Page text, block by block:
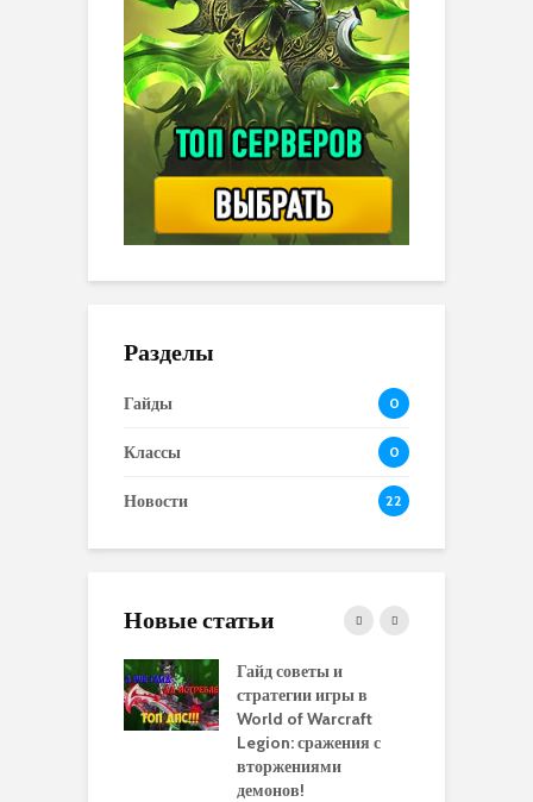
Разделы
Гайды 0
Классы 0
Новости 22
Новые статьи
Гайд советы и
стратегии игры в
World of Warcraft
Legion: сражения с
вторжениями
демонов!